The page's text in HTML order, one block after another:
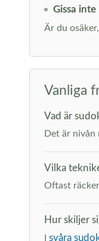
Gissa inte
Är du
Vanliga
Vad är
Det är
Vilka
Oftast
Hur skiljer
svåra